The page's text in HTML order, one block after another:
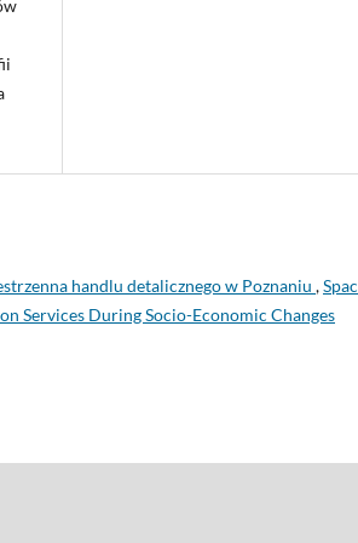
handlu detalicznego w Poznaniu ,
Services During Socio-Economic Changes